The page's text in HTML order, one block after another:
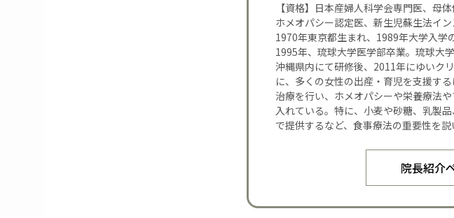
【資格】日本産婦人科学会専門医、母体
ホメオパシー認定医、新生児蘇生法イン
1970年東京都生まれ、1989年大学入学
1995年、琉球大学医学部卒業。琉球大学
沖縄県内にて研修後、2011年にゆいク
に、多くの女性の出産・育児を支援す
治療を行い、ホメオパシーや栄養療法
入れている。特に、小麦や砂糖、乳製
で提供するなど、食事療法の重要性を説
院長紹介